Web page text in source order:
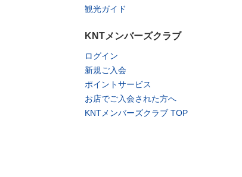
観光ガイド
KNTメンバーズクラブ
ログイン
新規ご入会
ポイントサービス
お店でご入会された方へ
KNTメンバーズクラブ TOP